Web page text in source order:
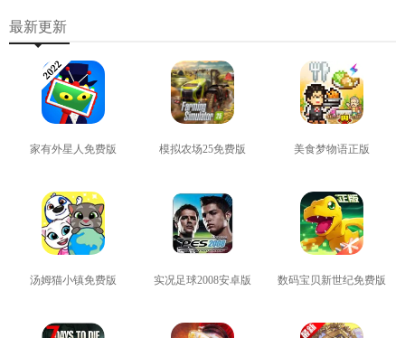
最新更新
家有外星人免费版 模拟农场25免费版 美食梦物语正版
汤姆猫小镇免费版 实况足球2008安卓版 数码宝贝新世纪免费版